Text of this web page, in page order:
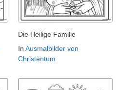
Die Heilige Familie
In Ausmalbilder von
Christentum